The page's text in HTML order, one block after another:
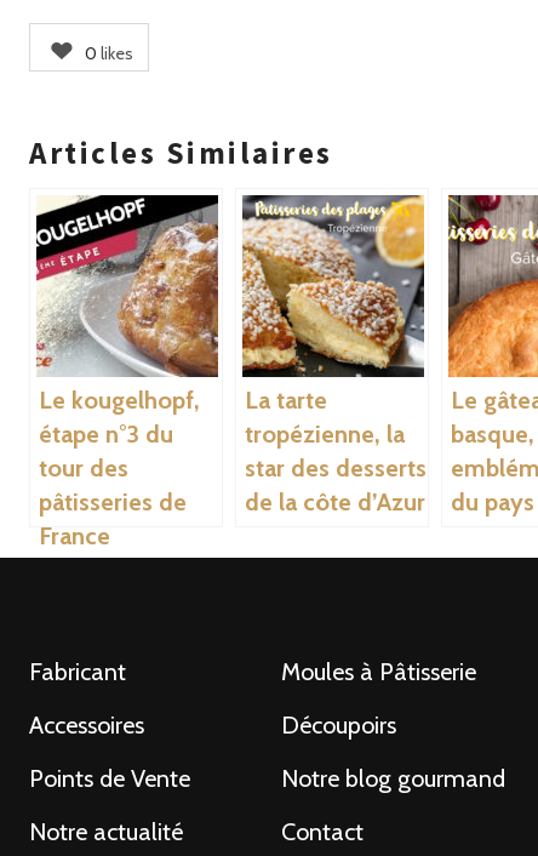
0 likes
Articles Similaires
Le kougelhopf,
étape n°3 du
tour des
pâtisseries de
France
La tarte
tropézienne, la
star des desserts
de la côte d’Azur
Le
basque,
du
Fabricant
Moules à Pâtisserie
Accessoires
Découpoirs
Points de Vente
Notre blog gourmand
Notre actualité
Contact